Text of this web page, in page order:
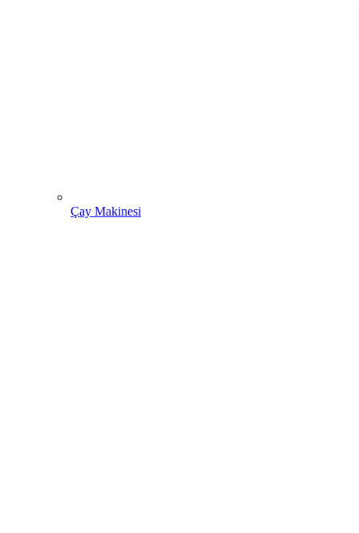
Çay Makinesi